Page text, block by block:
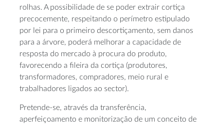
rolhas. A possibilidade de se poder extrair cortiça
precocemente, respeitando o perímetro estipulado
por lei para o primeiro descortiçamento, sem danos
para a árvore, poderá melhorar a capacidade de
resposta do mercado à procura do produto,
favorecendo a fileira da cortiça (produtores,
transformadores, compradores, meio rural e
trabalhadores ligados ao sector).
Pretende-se, através da transferência,
aperfeiçoamento e monitorização de um conceito de